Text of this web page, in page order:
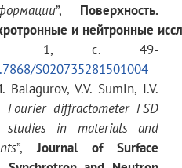
3.7 ×
нейтронов/
см2·с-1
0.9 ÷ 8 Å
”, Поверхность.
и нейтронные
1, с. 49-
S020735281501004
Balagurov, V.V. Sumin, I.V.
Fourier diffractometer FSD
in materials and
”,Journal of Surface